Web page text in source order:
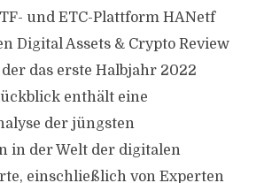
und ETC-Plattform HANetf
Digital Assets & Crypto Review
das erste Halbjahr 2022
enthält eine
der jüngsten
in der Welt der digitalen
einschließlich von Experten